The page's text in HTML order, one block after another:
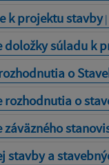
k projektu stavby|
doložky súladu k
o
rozhodnutia o
stavby a